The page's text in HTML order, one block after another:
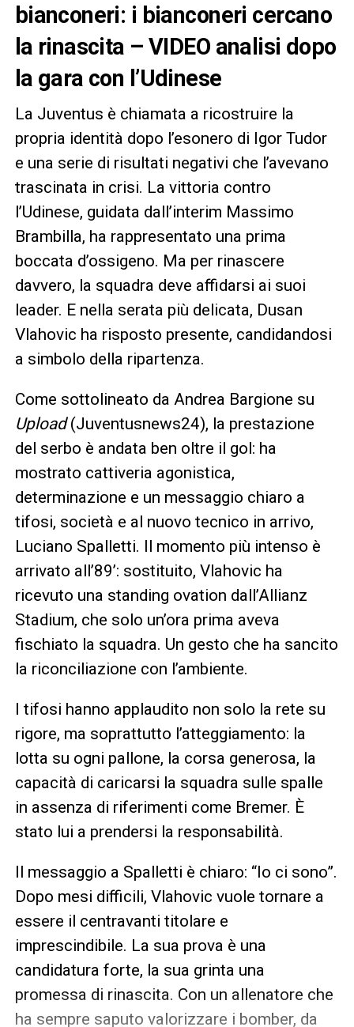
bianconeri: i bianconeri cercano
la rinascita – VIDEO analisi dopo
la gara con l’Udinese
La Juventus è chiamata a ricostruire la
propria identità dopo l’esonero di Igor Tudor
e una serie di risultati negativi che l’avevano
trascinata in crisi. La vittoria contro
l’Udinese, guidata dall’interim Massimo
Brambilla, ha rappresentato una prima
boccata d’ossigeno. Ma per rinascere
davvero, la squadra deve affidarsi ai suoi
leader. E nella serata più delicata, Dusan
Vlahovic ha risposto presente, candidandosi
a simbolo della ripartenza.
Come sottolineato da Andrea Bargione su
Upload(Juventusnews24), la prestazione
del serbo è andata ben oltre il gol: ha
mostrato cattiveria agonistica,
determinazione e un messaggio chiaro a
tifosi, società e al nuovo tecnico in arrivo,
Luciano Spalletti. Il momento più intenso è
arrivato all’89’: sostituito, Vlahovic ha
ricevuto una standing ovation dall’Allianz
Stadium, che solo un’ora prima aveva
fischiato la squadra. Un gesto che ha sancito
la riconciliazione con l’ambiente.
I tifosi hanno applaudito non solo la rete su
rigore, ma soprattutto l’atteggiamento: la
lotta su ogni pallone, la corsa generosa, la
capacità di caricarsi la squadra sulle spalle
in assenza di riferimenti come Bremer. È
stato lui a prendersi la responsabilità.
Il messaggio a Spalletti è chiaro: “Io ci sono”.
Dopo mesi difficili, Vlahovic vuole tornare a
essere il centravanti titolare e
imprescindibile. La sua prova è una
candidatura forte, la sua grinta una
promessa di rinascita. Con un allenatore che
ha sempre saputo valorizzare i bomber, da